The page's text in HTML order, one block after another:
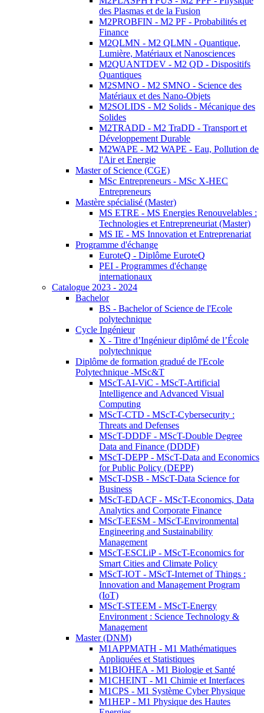
des Plasmas et de la Fusion
M2PROBFIN - M2 PF - Probabilités et
Finance
M2QLMN - M2 QLMN - Quantique,
Lumière, Matériaux et Nanosciences
M2QUANTDEV - M2 QD - Dispositifs
Quantiques
M2SMNO - M2 SMNO - Science des
Matériaux et des Nano-Objets
M2SOLIDS - M2 Solids - Mécanique des
Solides
M2TRADD - M2 TraDD - Transport et
Développement Durable
M2WAPE - M2 WAPE - Eau, Pollution de
l'Air et Energie
Master of Science (CGE)
MSc Entrepreneurs - MSc X-HEC
Entrepreneurs
Mastère spécialisé (Master)
MS ETRE - MS Energies Renouvelables :
Technologies et Entrepreneuriat (Master)
MS IE - MS Innovation et Entreprenariat
Programme d'échange
EuroteQ - Diplôme EuroteQ
PEI - Programmes d'échange
internationaux
Catalogue 2023 - 2024
Bachelor
BS - Bachelor of Science de l'Ecole
polytechnique
Cycle Ingénieur
X - Titre d’Ingénieur diplômé de l’École
polytechnique
Diplôme de formation gradué de l'Ecole
Polytechnique -MSc&T
MScT-AI-ViC - MScT-Artificial
Intelligence and Advanced Visual
Computing
MScT-CTD - MScT-Cybersecurity :
Threats and Defenses
MScT-DDDF - MScT-Double Degree
Data and Finance (DDDF)
MScT-DEPP - MScT-Data and Economics
for Public Policy (DEPP)
MScT-DSB - MScT-Data Science for
Business
MScT-EDACF - MScT-Economics, Data
Analytics and Corporate Finance
MScT-EESM - MScT-Environmental
Engineering and Sustainability
Management
MScT-ESCLiP - MScT-Economics for
Smart Cities and Climate Policy
MScT-IOT - MScT-Internet of Things :
Innovation and Management Program
(IoT)
MScT-STEEM - MScT-Energy
Environment : Science Technology &
Management
Master (DNM)
M1APPMATH - M1 Mathématiques
Appliquées et Statistiques
M1BIOHEA - M1 Biologie et Santé
M1CHEINT - M1 Chimie et Interfaces
M1CPS - M1 Système Cyber Physique
M1HEP - M1 Physique des Hautes